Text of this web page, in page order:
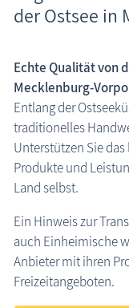
Essen & Trinken
Gesundheit &
Haus & Garten
Hofläden
Kreatives
Landkarten &
Reiten &
Urlaubsorte
Karten
der Ostsee in
Echte Qualität von
Mecklenburg-
Entlang der
traditionelles
Unterstützen Sie
Produkte und
Land selbst.
Ein Hinweis zur
auch Einheimische
Anbieter mit ihren
Freizeitangeboten.